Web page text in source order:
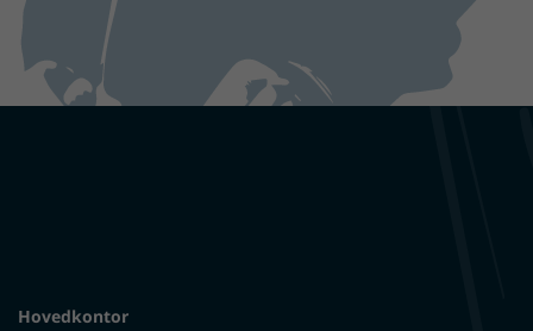
Hovedkontor